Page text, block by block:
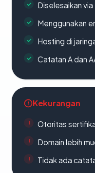
Diselesaikan
Menggunakan
Hosting di
Catatan A dan
Kekurangan
Otoritas
Domain lebih
Tidak ada